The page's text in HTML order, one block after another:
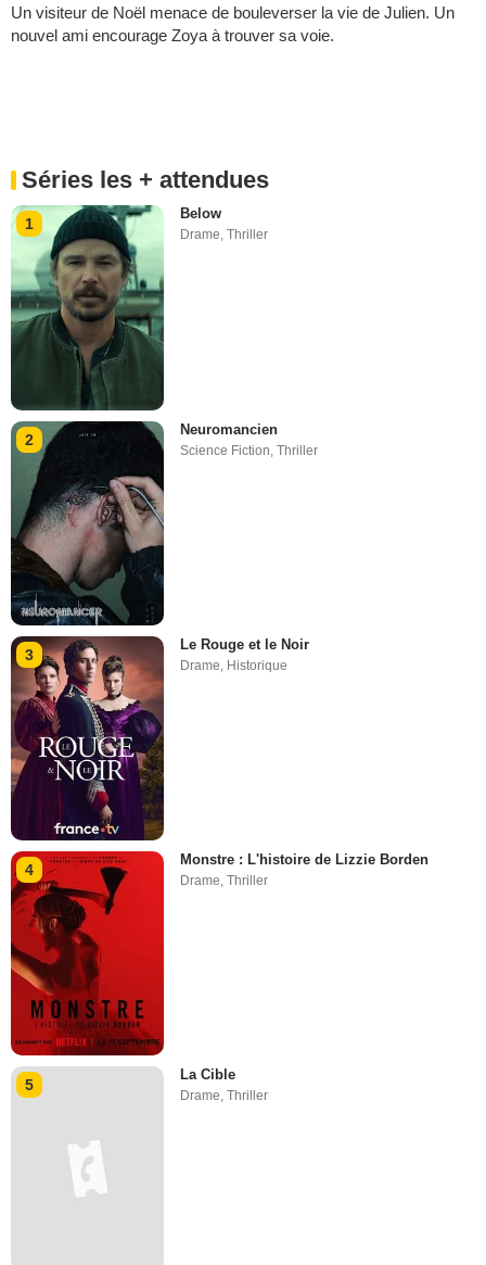
Un visiteur de Noël menace de bouleverser la vie de Julien. Un
nouvel ami encourage Zoya à trouver sa voie.
Séries les + attendues
1
Below
Drame,Thriller
2
Neuromancien
Science Fiction ,Thriller
3
Le Rouge et le Noir
Drame, Historique
4
Monstre : L'histoire de Lizzie Borden
Drame,Thriller
5
La Cible
Drame,Thriller